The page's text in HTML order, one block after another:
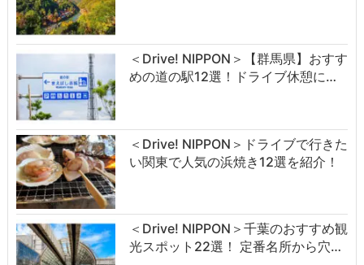
＜Drive! NIPPON＞【群馬県】おすす
めの道の駅12選！ドライブ休憩に…
＜Drive! NIPPON＞ドライブで行きた
い関東で人気の浜焼き12選を紹介！
＜Drive! NIPPON＞千葉のおすすめ観
光スポット22選！ 定番名所から穴…